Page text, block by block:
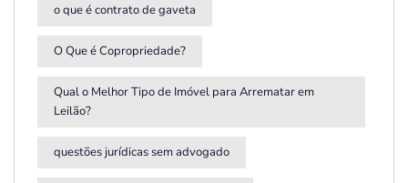
o que é contrato de gaveta
O Que é Copropriedade?
Qual o Melhor Tipo de Imóvel para Arrematar em
Leilão?
questões jurídicas sem advogado